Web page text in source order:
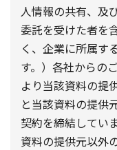
人情報の共有、及
委託を受けた者を
く、企業に所属す
す。）各社からの
より当該資料の提
と当該資料の提供
契約を締結していま
資料の提供元以外